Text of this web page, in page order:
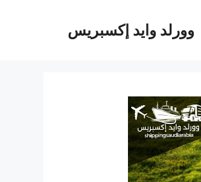
وورلد وايد إكسبريس